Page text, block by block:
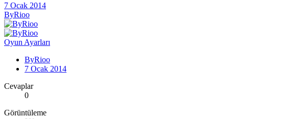
7 Ocak 2014
ByRioo
Oyun Ayarları
ByRioo
7 Ocak 2014
Cevaplar
0
Görüntüleme